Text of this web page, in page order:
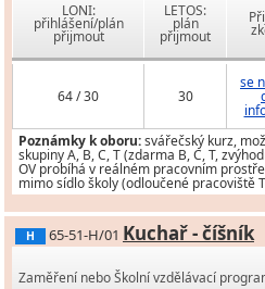
LONI:
přihlášení/plán
přijmout
LETOS:
plán
přijmout
64 / 30 30
se
Poznámky k oboru:svářečský kurz,
skupiny A, B, C, T (zdarma B, C, T,
OV probíhá v reálném pracovním
mimo sídlo školy (odloučené pracoviště
H 65-51-H/01 Kuchař - číšník
Zaměření nebo Školní vzdělávací